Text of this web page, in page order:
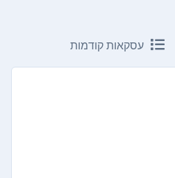
עסקאות קודמות